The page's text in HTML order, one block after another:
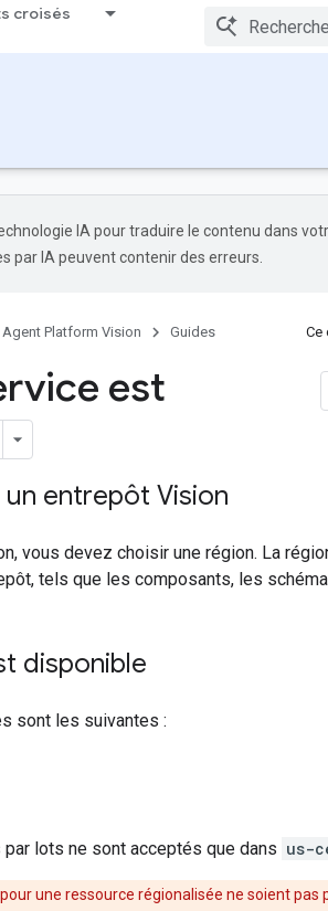
croisés
IA pour traduire le contenu dans
par IA peuvent contenir des erreurs.
Agent Platform Vision Guides Ce
est
entrepôt Vision
vous devez choisir une région. La
tels que les composants, les
disponible
sont les suivantes :
lots ne sont acceptés que dans us-
une ressource régionalisée ne soient